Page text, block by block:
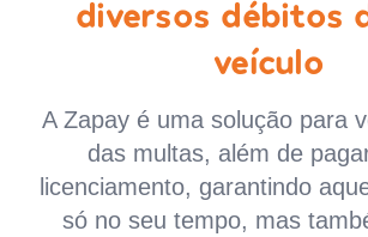
diversos débitos
veículo
A Zapay é uma solução para
das multas, além de
licenciamento, garantindo
só no seu tempo, mas